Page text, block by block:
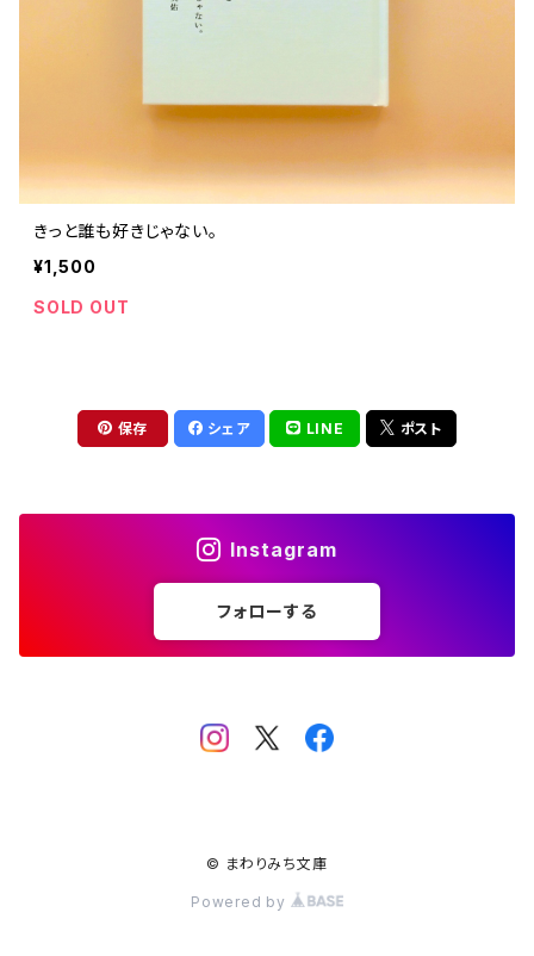
きっと誰も好きじゃない。
¥1,500
SOLD OUT
保存 シェア LINE ポスト
Instagram
フォローする
© まわりみち文庫
Powered by